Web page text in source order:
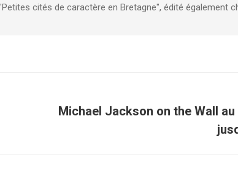
cités de caractère en Bretagne", édité également
Michael Jackson on the Wall